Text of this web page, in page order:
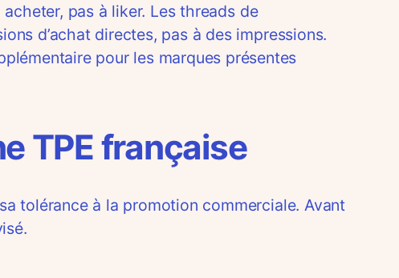
pas à liker. Les threads de
d’achat directes, pas à des impressions.
pour les marques présentes
TPE française
tolérance à la promotion commerciale. Avant